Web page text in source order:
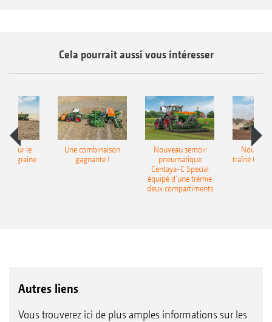
Cela pourrait aussi vous intéresser
pour le
Une combinaison
gagnante !
Nouveau semoir
pneumatique
Centaya-C Special
équipé d’une trémie
deux compartiments
traîné
Autres liens
Vous trouverez ici de plus amples informations sur les